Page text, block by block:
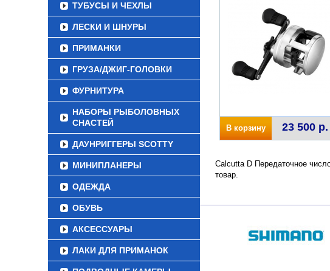
ТУБУСЫ И ЧЕХЛЫ
ЛЕСКИ И ШНУРЫ
ПРИМАНКИ
ГРУЗА/ДЖИГ-ГОЛОВКИ
ФУРНИТУРА
НАБОРЫ РЫБОЛОВНЫХ
СНАСТЕЙ
ДАУНРИГГЕРЫ SCOTTY
МИНИПЛАНЕРЫ
ОДЕЖДА
ОБУВЬ
АКСЕССУАРЫ
ЛАКИ ДЛЯ ПРИМАНОК
В корзину 23 500 р.
Calcutta D Передаточное
товар.